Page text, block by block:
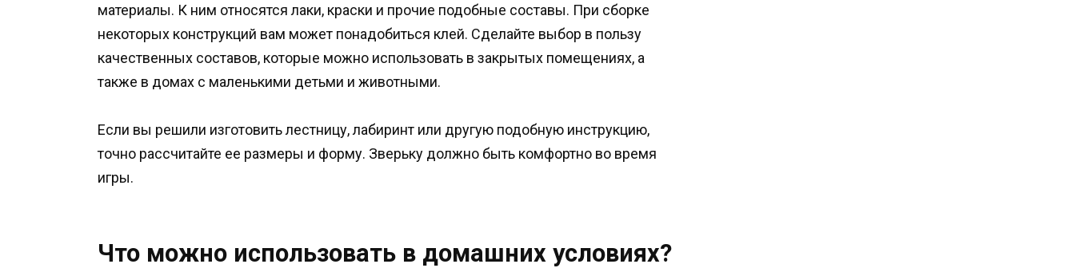
материалы. К ним относятся лаки, краски и прочие подобные составы. При сборке
некоторых конструкций вам может понадобиться клей. Сделайте выбор в пользу
качественных составов, которые можно использовать в закрытых помещениях, а
также в домах с маленькими детьми и животными.
Если вы решили изготовить лестницу, лабиринт или другую подобную инструкцию,
точно рассчитайте ее размеры и форму. Зверьку должно быть комфортно во время
игры.
Что можно использовать в домашних условиях?